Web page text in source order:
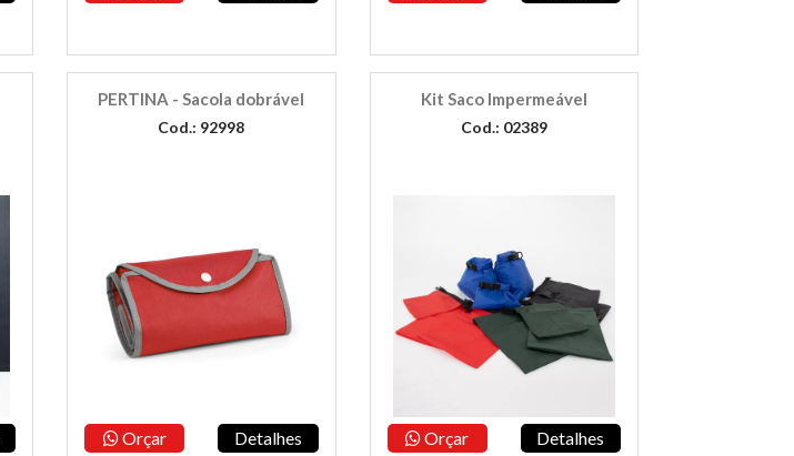
PERTINA - Sacola dobrável
Cod.: 92998
Orçar Detalhes
Kit Saco Impermeável
Cod.: 02389
Orçar Detalhes